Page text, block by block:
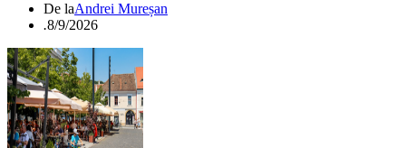
De laAndrei Mureșan
.8/9/2026